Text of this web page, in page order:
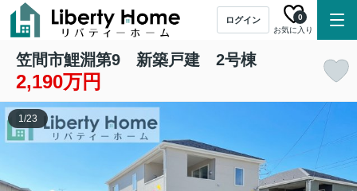
ログイン
お気に入り
0
笠間市鯉淵第9 新築戸建 2号棟
2,190万円
1/23